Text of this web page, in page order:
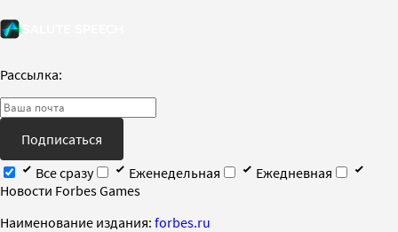
Рассылка:
Подписаться
Все сразу
Еженедельная
Ежедневная
Новости Forbes Games
Наименование издания: forbes.ru